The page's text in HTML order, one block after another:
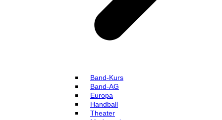
Band-Kurs
Band-AG
Europa
Handball
Theater